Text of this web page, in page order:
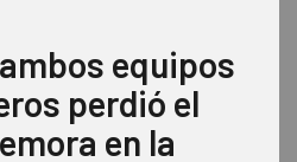
equipos
perdió el
en la